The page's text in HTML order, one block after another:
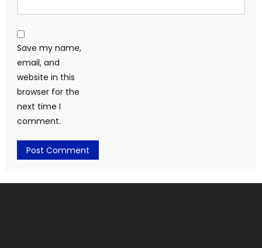
Save my name,
email, and
website in this
browser for the
next time I
comment.